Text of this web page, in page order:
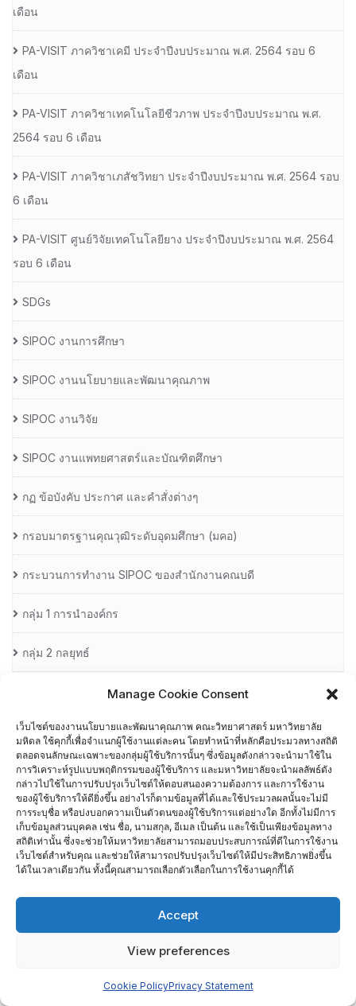
Manage Cookie Consent
เว็บไซต์ของงานนโยบายและพัฒนาคุณภาพ คณะวิทยาศาสตร์ มหาวิทยาลัย
มหิดล ใช้คุกกี้เพื่อจำแนกผู้ใช้งานแต่ละคน โดยทำหน้าที่หลักคือประมวลทางสถิติ
ตลอดจนลักษณะเฉพาะของกลุ่มผู้ใช้บริการนั้นๆ ซึ่งข้อมูลดังกล่าวจะนำมาใช้ใน
การวิเคราะห์รูปแบบพฤติกรรมของผู้ใช้บริการ และมหาวิทยาลัยจะนำผลลัพธ์ดัง
กล่าวไปใช้ในการปรับปรุงเว็บไซต์ให้ตอบสนองความต้องการ และการใช้งาน
ของผู้ใช้บริการให้ดียิ่งขึ้น อย่างไรก็ตามข้อมูลที่ได้และใช้ประมวลผลนั้นจะไม่มี
การระบุชื่อ หรือบ่งบอกความเป็นตัวตนของผู้ใช้บริการแต่อย่างใด อีกทั้งไม่มีการ
เก็บข้อมูลส่วนบุคคล เช่น ชื่อ, นามสกุล, อีเมล เป็นต้น และใช้เป็นเพียงข้อมูลทาง
สถิติเท่านั้น ซึ่งจะช่วยให้มหาวิทยาลัยสามารถมอบประสบการณ์ที่ดีในการใช้งาน
เว็บไซต์สำหรับคุณ และช่วยให้สามารถปรับปรุงเว็บไซต์ให้มีประสิทธิภาพยิ่งขึ้น
ได้ในเวลาเดียวกัน ทั้งนี้คุณสามารถเลือกตัวเลือกในการใช้งานคุกกี้ได้
Accept
View preferences
Cookie PolicyPrivacy Statement
เดือน
PA-VISIT ภาควิชาเคมี ประจำปีงบประมาณ พ.ศ. 2564 รอบ 6
เดือน
PA-VISIT ภาควิชาเทคโนโลยีชีวภาพ ประจำปีงบประมาณ พ.ศ.
2564 รอบ 6 เดือน
PA-VISIT ภาควิชาเภสัชวิทยา ประจำปีงบประมาณ พ.ศ. 2564 รอบ
6 เดือน
PA-VISIT ศูนย์วิจัยเทคโนโลยียาง ประจำปีงบประมาณ พ.ศ. 2564
รอบ 6 เดือน
SDGs
SIPOC งานการศึกษา
SIPOC งานนโยบายและพัฒนาคุณภาพ
SIPOC งานวิจัย
SIPOC งานแพทยศาสตร์และบัณฑิตศึกษา
กฏ ข้อบังคับ ประกาศ และคำสั่งต่างๆ
กรอบมาตรฐานคุณวุฒิระดับอุดมศึกษา (มคอ)
กระบวนการทำงาน SIPOC ของสำนักงานคณบดี
กลุ่ม 1 การนำองค์กร
กลุ่ม 2 กลยุทธ์
กลุ่ม 4 การวัด การวิเคราะห์ และการจัดการความรู้
กลุ่ม 5 บุคลากร
กลุ่ม 6 การปฏิบัติการ
การคำนวนค่า FTES
การจัดทำข้อตกลงการปฏิบัติงานของภาควิชา/กลุ่มสาขาวิชา/ศูนย์/
งาน (MUSC PA) ประจำปีงบประมาณ 2565
การจัดทำข้อตกลงการปฏิบัติงานของภาควิชา/กลุ่มสาขาวิชา/ศูนย์/